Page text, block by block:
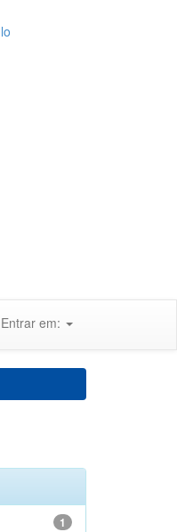
Entrar em:
1